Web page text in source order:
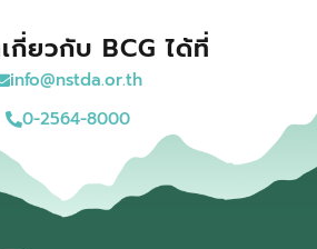
กี่ยวกับ BCG ได้ที่
info@nstda.or.th
0-2564-8000